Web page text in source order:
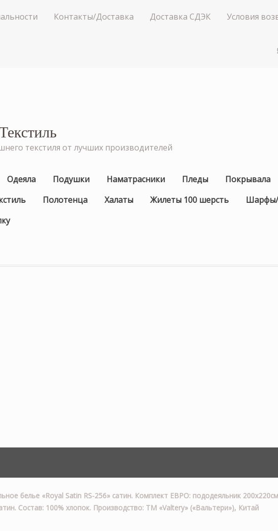
Контакты/Доставка Доставка СДЭК Условия
текстиля от лучших производителей
Одеяла Подушки Наматрасники Пледы Покрывала
Полотенца Халаты Жилеты 100 шерсть
белье «Royal Satin RS-256» сатин. Комплект ЕВРО: пододеяльник
Состав: 100% хлопок. Производство: ТМ «Valtery» («Вальтери»), Китай